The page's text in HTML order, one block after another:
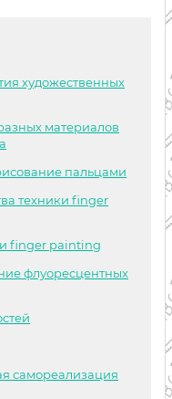
художественных
материалов
пальцами
техники finger
finger painting
флуоресцентных
самореализация